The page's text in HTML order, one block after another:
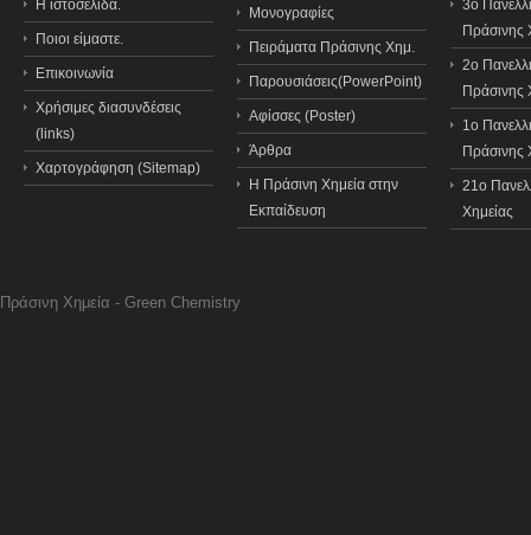
Η ιστοσελίδα.
Ποιοι είμαστε.
Επικοινωνία
Χρήσιμες διασυνδέσεις
(links)
Χαρτογράφηση (Sitemap)
Μονογραφίες
Πειράματα Πράσινης Χημ.
Παρουσιάσεις(PowerPoint)
Αφίσσες (Poster)
Άρθρα
Η Πράσινη Χημεία στην
Εκπαίδευση
3o
Πράσινης
2ο
Πράσινης
1ο
Πράσινης
21o
Χημείας
Πράσινη Χημεία - Green Chemistry